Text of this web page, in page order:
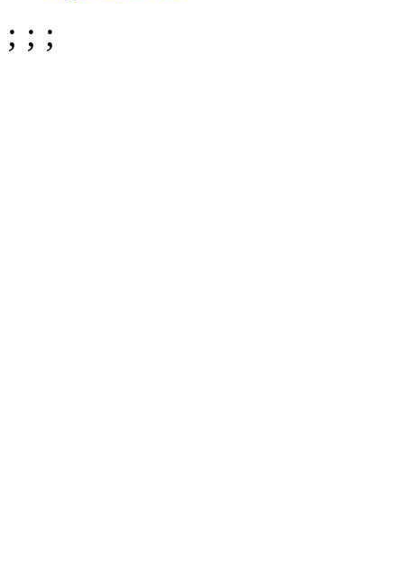
; ; ;